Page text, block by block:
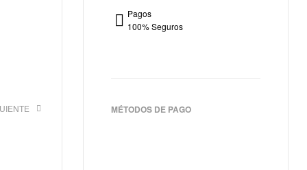
Pagos
100% Seguros
MÉTODOS DE PAGO